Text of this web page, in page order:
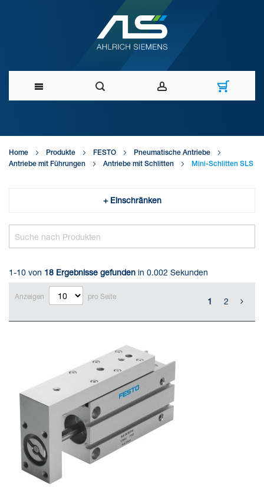
zum
Inhalt
Home Produkte FESTO
Pneumatische Antriebe
Antriebe mit Führungen
Antriebe mit Schlitten Mini-Schlitten SLS
+ Einschränken
1-10 von 18 Ergebnisse gefunden in 0.002 Sekunden
Anzeigen pro Seite 1 2